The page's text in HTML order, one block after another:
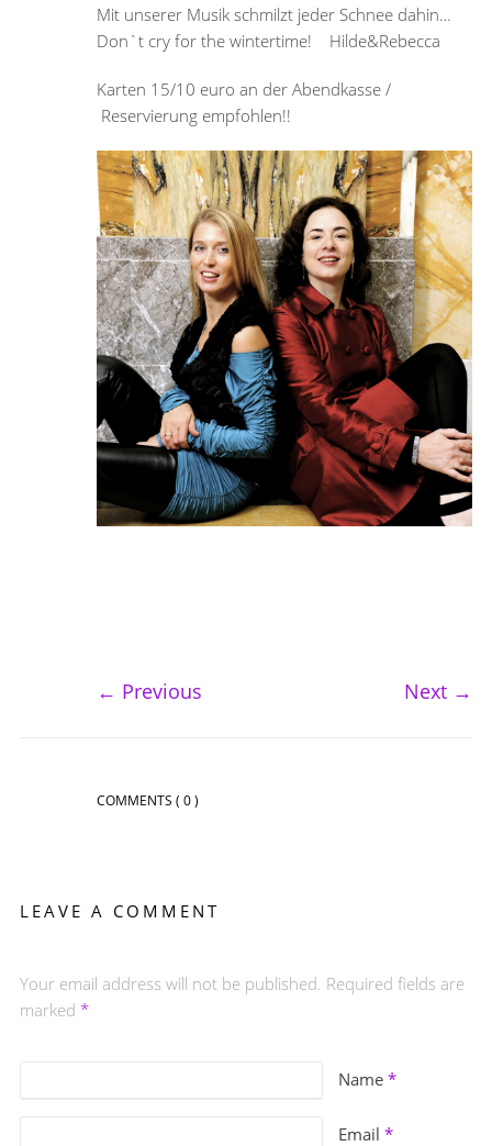
Mit unserer Musik schmilzt jeder Schnee dahin…
Don`t cry for the wintertime! Hilde&Rebecca
Karten 15/10 euro an der Abendkasse /
Reservierung empfohlen!!
← Previous Next →
COMMENTS ( 0 )
LEAVE A COMMENT
Your email address will not be published. Required fields are
marked *
Name *
Email *